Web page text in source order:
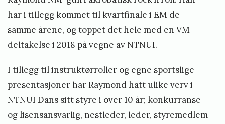
har i tillegg kommet til kvartfinale i EM de
samme årene, og toppet det hele med en VM-
deltakelse i 2018 på vegne av NTNUI.
I tillegg til instruktørroller og egne sportslige
presentasjoner har Raymond hatt ulike verv i
NTNUI Dans sitt styre i over 10 år; konkurranse-
og lisensansvarlig, nestleder, leder, styremedlem